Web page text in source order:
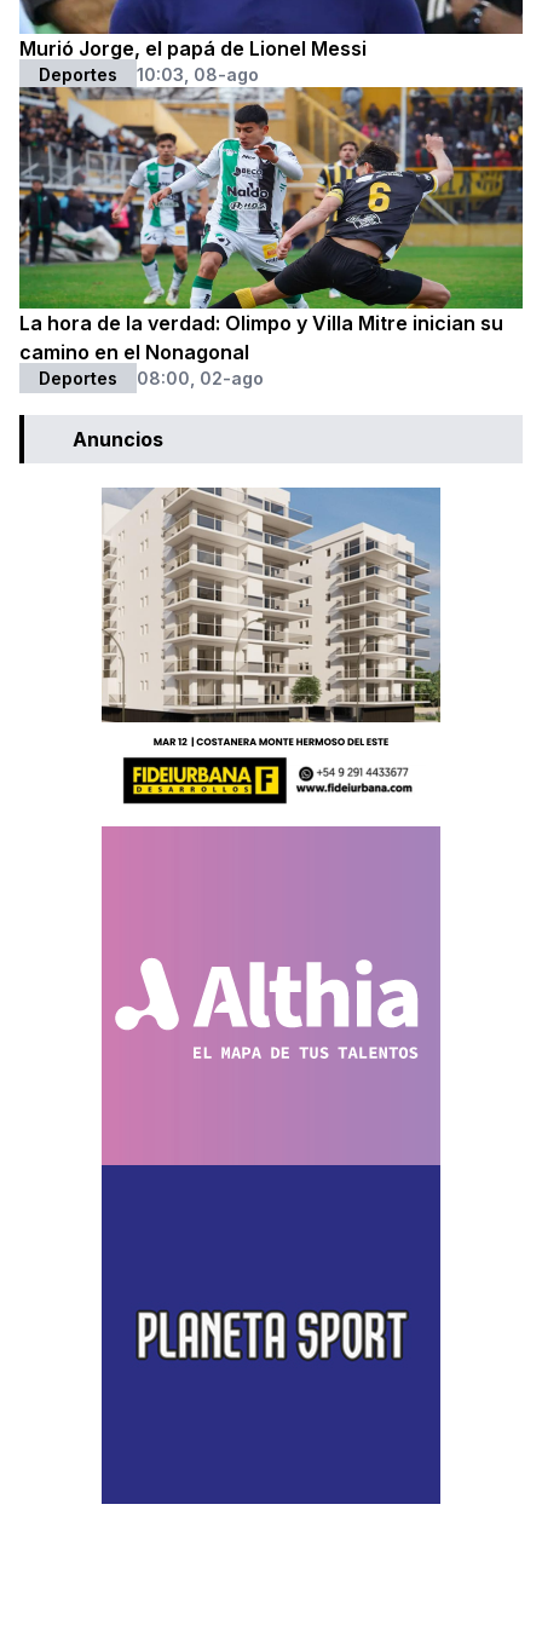
Murió Jorge, el papá de Lionel Messi
Deportes 10:03, 08-ago
La hora de la verdad: Olimpo y Villa Mitre inician su
camino en el Nonagonal
Deportes 08:00, 02-ago
Anuncios